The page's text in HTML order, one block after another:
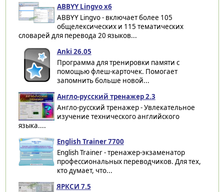
ABBYY Lingvo x6
ABBYY Lingvo - включает более 105
общелексических и 115 тематических
словарей для перевода 20 языков...
Anki 26.05
Программа для тренировки памяти с
помощью флеш-карточек. Помогает
запомнить больше новой...
Англо-русский тренажер 2.3
Англо-русский тренажер - Увлекательное
изучение технического английского
языка....
English Trainer 7700
English Trainer - тренажер-экзаменатор
профессиональных переводчиков. Для тех,
кто думает, что...
ЯРКСИ 7.5